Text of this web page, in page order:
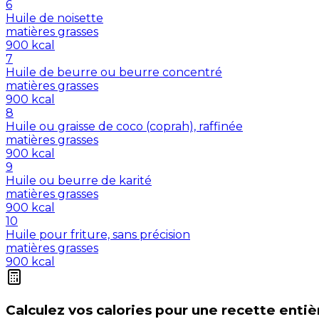
6
Huile de noisette
matières grasses
900 kcal
7
Huile de beurre ou beurre concentré
matières grasses
900 kcal
8
Huile ou graisse de coco (coprah), raffinée
matières grasses
900 kcal
9
Huile ou beurre de karité
matières grasses
900 kcal
10
Huile pour friture, sans précision
matières grasses
900 kcal
Calculez vos calories pour une recette